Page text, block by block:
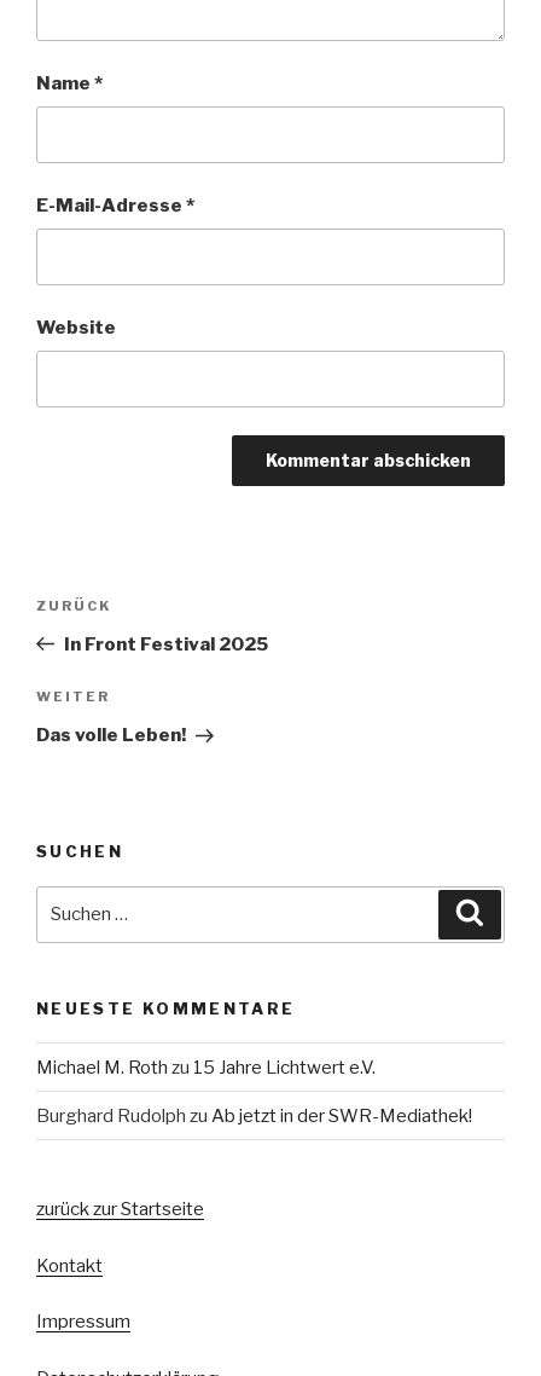
Name *
E-Mail-Adresse *
Website
Beitragsnavigation
Vorheriger
Beitrag
ZURÜCK
In Front Festival 2025
Nächster
Beitrag
WEITER
Das volle Leben!
SUCHEN
NEUESTE KOMMENTARE
Michael M. Roth zu 15 Jahre Lichtwert e.V.
Burghard Rudolph zu Ab jetzt in der SWR-Mediathek!
zurück zur Startseite
Kontakt
Impressum